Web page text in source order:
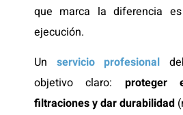
que marca la diferencia
ejecución.
Un servicio profesional
objetivo claro: proteger
filtraciones y dar durabilidad